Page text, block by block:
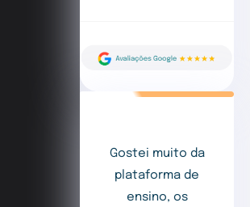
Gostei muito da
plataforma de
ensino, os